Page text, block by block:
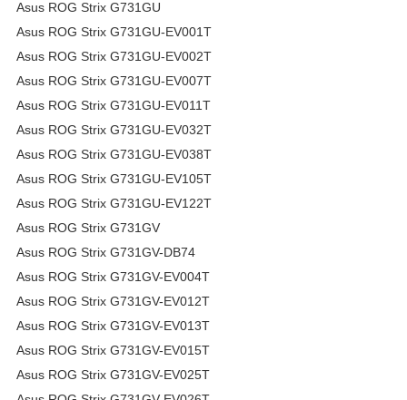
Asus ROG Strix G731GU
Asus ROG Strix G731GU-EV001T
Asus ROG Strix G731GU-EV002T
Asus ROG Strix G731GU-EV007T
Asus ROG Strix G731GU-EV011T
Asus ROG Strix G731GU-EV032T
Asus ROG Strix G731GU-EV038T
Asus ROG Strix G731GU-EV105T
Asus ROG Strix G731GU-EV122T
Asus ROG Strix G731GV
Asus ROG Strix G731GV-DB74
Asus ROG Strix G731GV-EV004T
Asus ROG Strix G731GV-EV012T
Asus ROG Strix G731GV-EV013T
Asus ROG Strix G731GV-EV015T
Asus ROG Strix G731GV-EV025T